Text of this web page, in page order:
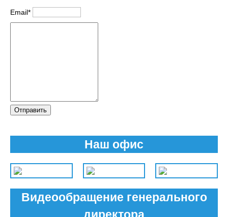
Email*
Отправить
Наш офис
Видеообращение генерального